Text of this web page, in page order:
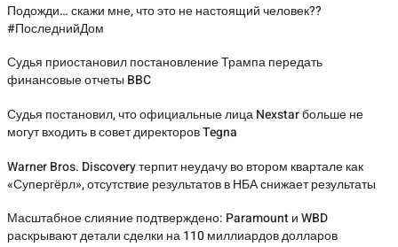
Подожди… скажи мне, что это не настоящий человек??
#ПоследнийДом
Судья приостановил постановление Трампа передать
финансовые отчеты BBC
Судья постановил, что официальные лица Nexstar больше не
могут входить в совет директоров Tegna
Warner Bros. Discovery терпит неудачу во втором квартале как
«Супергёрл», отсутствие результатов в НБА снижает результаты
Масштабное слияние подтверждено: Paramount и WBD
раскрывают детали сделки на 110 миллиардов долларов